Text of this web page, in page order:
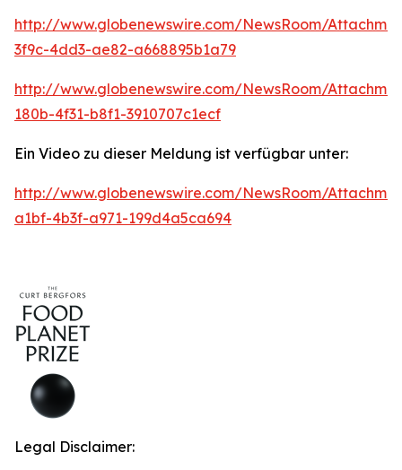
http://www.globenewswire.com/NewsRoom/
3f9c-4dd3-ae82-a668895b1a79
http://www.globenewswire.com/NewsRoom/
180b-4f31-b8f1-3910707c1ecf
Ein Video zu dieser Meldung ist verfügbar unter:
http://www.globenewswire.com/NewsRoom/
a1bf-4b3f-a971-199d4a5ca694
Legal Disclaimer: